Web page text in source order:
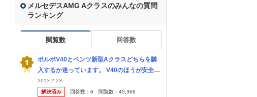
メルセデスAMG Aクラスのみんなの質問
ランキング
閲覧数 回答数
ボルボV40とベンツ新型Aクラスどちらを購
入するか迷っています。 V40のほうが安全性
では上を行くのかなと思いますが，その他は
比較してもよくわかりません。 詳しい方，ア
2013.2.23
解決済み
回答数： 6 閲覧数： 45,366